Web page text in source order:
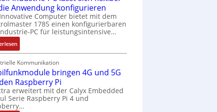
Anwendung konfigurieren
Computer bietet mit dem
1785 einen konfigurierbaren
PC für leistungsintensive…
:
1
9
-
Z
o
l
l
Kommunikation
bringen 4G und 5G
Raspberry Pi
erweitert mit der Calyx Embedded
Serie Raspberry Pi 4 und